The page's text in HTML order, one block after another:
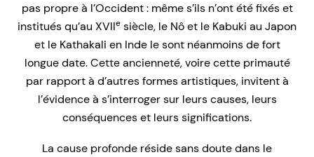
pas propre à l’Occident : même s’ils n’ont été fixés et
institués qu’au XVIIe siècle, le Nô et le Kabuki au Japon
et le Kathakali en Inde le sont néanmoins de fort
longue date. Cette ancienneté, voire cette primauté
par rapport à d’autres formes artistiques, invitent à
l’évidence à s’interroger sur leurs causes, leurs
conséquences et leurs significations.
La cause profonde réside sans doute dans le